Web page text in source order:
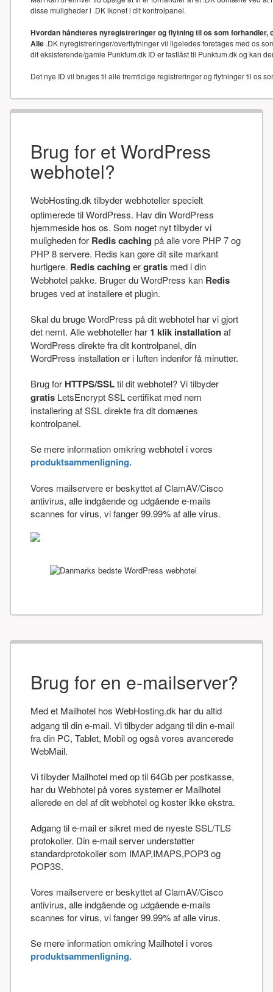
disse muligheder i .DK ikonet i dit kontrolpanel.
Hvordan håndteres nyregistreringer og flytning til os som
Alle .DK nyregistreringer/overflytninger vil ligeledes foretages med os
dit eksisterende/gamle Punktum.dk ID er fastlåst til Punktum.dk og kan
Det nye ID vil bruges til alle fremtidige registreringer og flytninger til os
Brug for et WordPress
webhotel?
WebHosting.dk tilbyder webhoteller specielt
optimerede til WordPress. Hav din WordPress
hjemmeside hos os. Som noget nyt tilbyder vi
muligheden for Redis caching på alle vore PHP 7 og
PHP 8 servere. Redis kan gøre dit site markant
hurtigere. Redis caching ergratis med i din
Webhotel pakke. Bruger du WordPress kan Redis
bruges ved at installere et plugin.
Skal du bruge WordPress på dit webhotel har vi gjort
det nemt. Alle webhoteller har 1 klik installationaf
WordPress direkte fra dit kontrolpanel, din
WordPress installation er i luften indenfor få minutter.
Brug for HTTPS/SSLtil dit webhotel? Vi tilbyder
gratis LetsEncrypt SSL certifikat med nem
installering af SSL direkte fra dit domænes
kontrolpanel.
Se mere information omkring webhotel i vores
produktsammenligning.
Vores mailservere er beskyttet af ClamAV/Cisco
antivirus, alle indgående og udgående e-mails
scannes for virus, vi fanger 99.99% af alle virus.
Brug for en e-mailserver?
Med et Mailhotel hos WebHosting.dk har du altid
adgang til din e-mail. Vi tilbyder adgang til din e-mail
fra din PC, Tablet, Mobil og også vores avancerede
WebMail.
Vi tilbyder Mailhotel med op til 64Gb per postkasse,
har du Webhotel på vores systemer er Mailhotel
allerede en del af dit webhotel og koster ikke ekstra.
Adgang til e-mail er sikret med de nyeste SSL/TLS
protokoller. Din e-mail server understøtter
standardprotokoller som IMAP,IMAPS,POP3 og
POP3S.
Vores mailservere er beskyttet af ClamAV/Cisco
antivirus, alle indgående og udgående e-mails
scannes for virus, vi fanger 99.99% af alle virus.
Se mere information omkring Mailhotel i vores
produktsammenligning.